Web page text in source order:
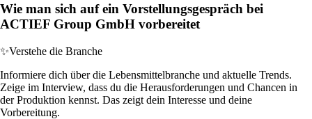
Wie man sich auf ein Vorstellungsgespräch bei
ACTIEF Group GmbH vorbereitet
✨Verstehe die Branche
Informiere dich über die Lebensmittelbranche und aktuelle Trends.
Zeige im Interview, dass du die Herausforderungen und Chancen in
der Produktion kennst. Das zeigt dein Interesse und deine
Vorbereitung.